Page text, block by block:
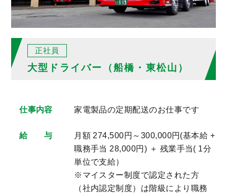
正社員
大型ドライバー（船橋・東松山）
仕事内容 家電製品の定期配送のお仕事です
給 与
月額 274,500円～300,000円(基本給 +
職務手当 28,000円) ＋ 残業手当( 1分
単位で支給）
※マイスター制度で認定された方
（社内認定制度）は階級により職務